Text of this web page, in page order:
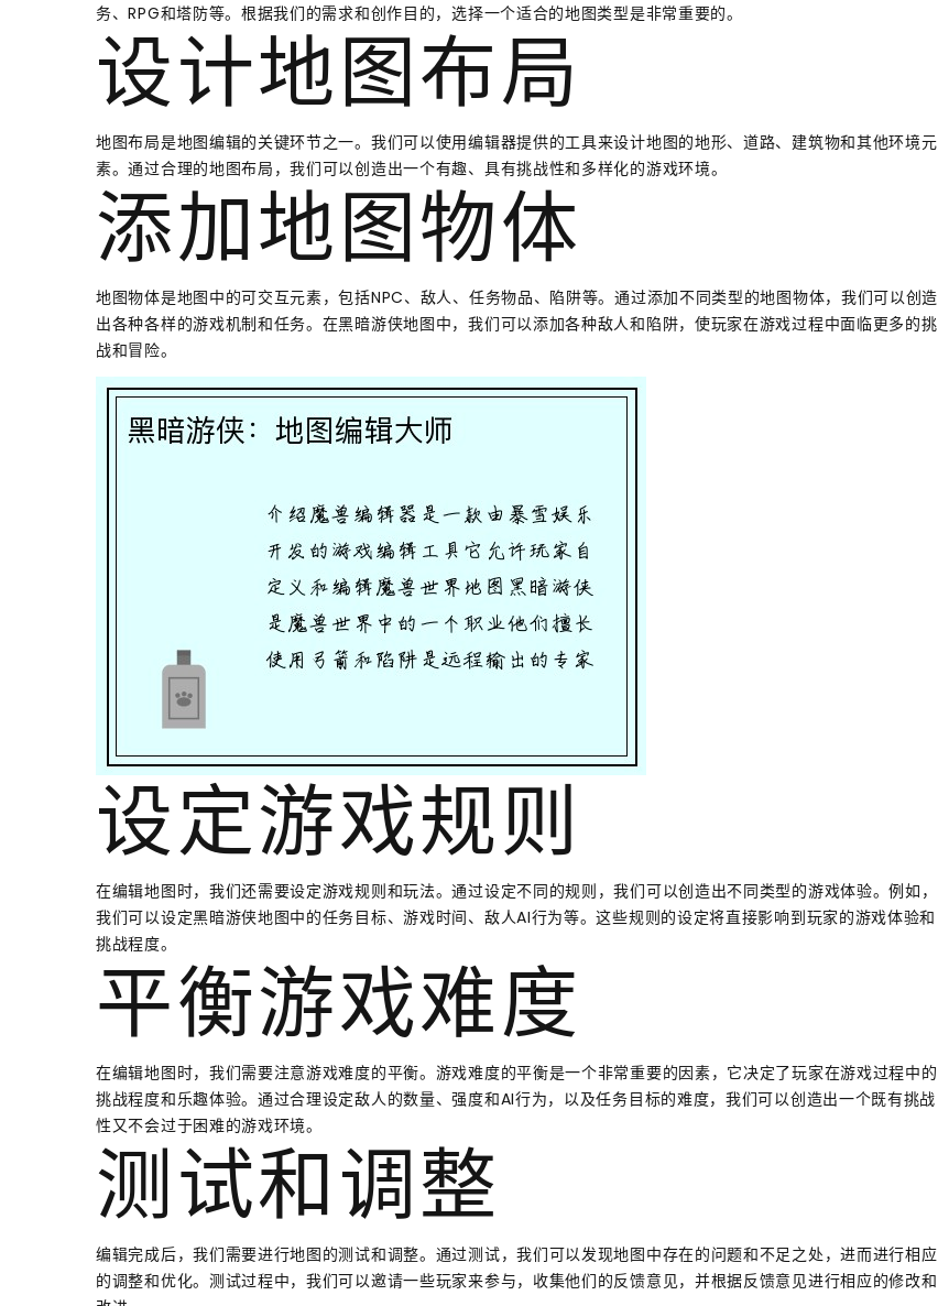
务、RPG和塔防等。根据我们的需求和创作目的，选择一个适合的地图类型是非常重要的。
设计地图布局
地图布局是地图编辑的关键环节之一。我们可以使用编辑器提供的工具来设计地图的地形、道路、建筑物和其他环境元
素。通过合理的地图布局，我们可以创造出一个有趣、具有挑战性和多样化的游戏环境。
添加地图物体
地图物体是地图中的可交互元素，包括NPC、敌人、任务物品、陷阱等。通过添加不同类型的地图物体，我们可以创造
出各种各样的游戏机制和任务。在黑暗游侠地图中，我们可以添加各种敌人和陷阱，使玩家在游戏过程中面临更多的挑
战和冒险。
设定游戏规则
在编辑地图时，我们还需要设定游戏规则和玩法。通过设定不同的规则，我们可以创造出不同类型的游戏体验。例如，
我们可以设定黑暗游侠地图中的任务目标、游戏时间、敌人AI行为等。这些规则的设定将直接影响到玩家的游戏体验和
挑战程度。
平衡游戏难度
在编辑地图时，我们需要注意游戏难度的平衡。游戏难度的平衡是一个非常重要的因素，它决定了玩家在游戏过程中的
挑战程度和乐趣体验。通过合理设定敌人的数量、强度和AI行为，以及任务目标的难度，我们可以创造出一个既有挑战
性又不会过于困难的游戏环境。
测试和调整
编辑完成后，我们需要进行地图的测试和调整。通过测试，我们可以发现地图中存在的问题和不足之处，进而进行相应
的调整和优化。测试过程中，我们可以邀请一些玩家来参与，收集他们的反馈意见，并根据反馈意见进行相应的修改和